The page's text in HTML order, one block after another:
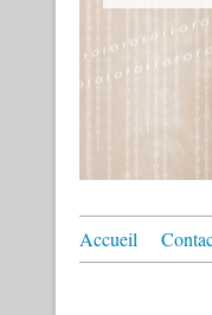
Accueil